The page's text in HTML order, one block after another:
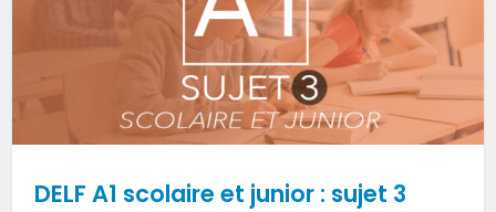
DELF A1 scolaire et junior : sujet 3